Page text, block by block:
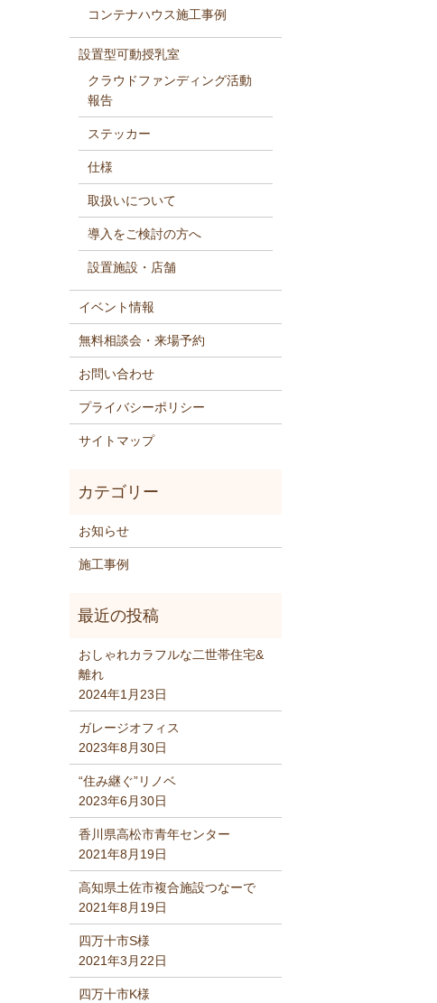
コンテナハウス施工事例
設置型可動授乳室
クラウドファンディング活動
報告
ステッカー
仕様
取扱いについて
導入をご検討の方へ
設置施設・店舗
イベント情報
無料相談会・来場予約
お問い合わせ
プライバシーポリシー
サイトマップ
お知らせ
施工事例
おしゃれカラフルな二世帯住宅&
離れ
2024年1月23日
ガレージオフィス
2023年8月30日
“住み継ぐ”リノベ
2023年6月30日
香川県高松市青年センター
2021年8月19日
高知県土佐市複合施設つなーで
2021年8月19日
四万十市S様
2021年3月22日
四万十市K様